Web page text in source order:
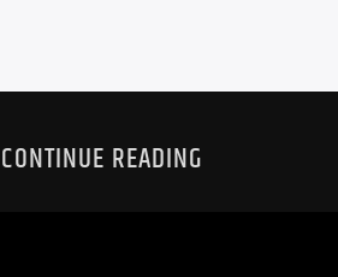
CONTINUE READING